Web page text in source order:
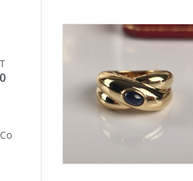
PANERAI
€ 13.000,00
TIFFANY & Co